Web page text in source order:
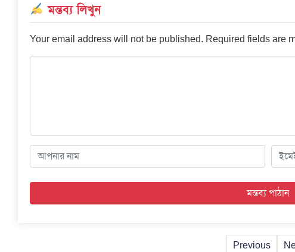
মন্তব্য লিখুন
Your email address will not be published. Required fields are
Previous